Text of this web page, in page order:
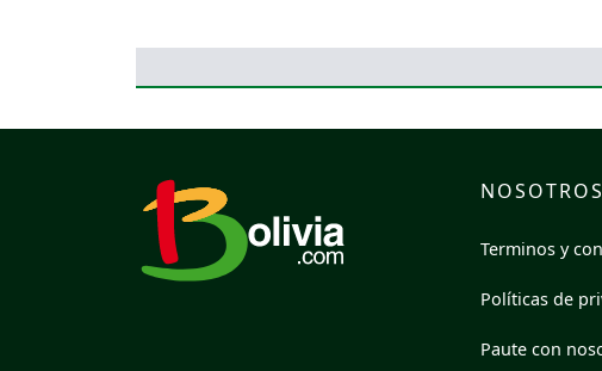
NOSOTROS
Terminos y
Políticas de
Paute con